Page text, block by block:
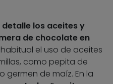
los aceites y
de chocolate en
el uso de aceites
como pepita de
germen de maíz. En la